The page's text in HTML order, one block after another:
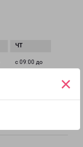
×
с 09:00 до